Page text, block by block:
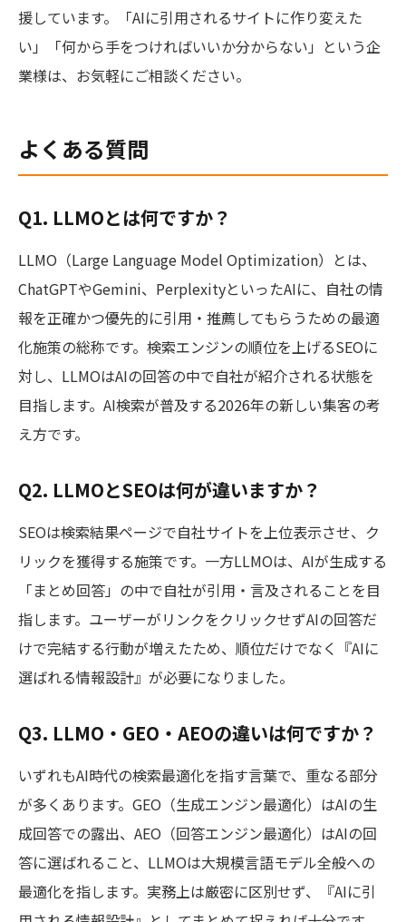
援しています。「AIに引用されるサイトに作り変えた
い」「何から手をつければいいか分からない」という企
業様は、お気軽にご相談ください。
よくある質問
Q1. LLMOとは何ですか？
LLMO（Large Language Model Optimization）とは、
ChatGPTやGemini、PerplexityといったAIに、自社の情
報を正確かつ優先的に引用・推薦してもらうための最適
化施策の総称です。検索エンジンの順位を上げるSEOに
対し、LLMOはAIの回答の中で自社が紹介される状態を
目指します。AI検索が普及する2026年の新しい集客の考
え方です。
Q2. LLMOとSEOは何が違いますか？
SEOは検索結果ページで自社サイトを上位表示させ、ク
リックを獲得する施策です。一方LLMOは、AIが生成する
「まとめ回答」の中で自社が引用・言及されることを目
指します。ユーザーがリンクをクリックせずAIの回答だ
けで完結する行動が増えたため、順位だけでなく『AIに
選ばれる情報設計』が必要になりました。
Q3. LLMO・GEO・AEOの違いは何ですか？
いずれもAI時代の検索最適化を指す言葉で、重なる部分
が多くあります。GEO（生成エンジン最適化）はAIの生
成回答での露出、AEO（回答エンジン最適化）はAIの回
答に選ばれること、LLMOは大規模言語モデル全般への
最適化を指します。実務上は厳密に区別せず、『AIに引